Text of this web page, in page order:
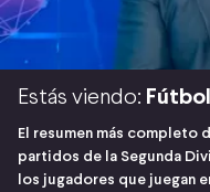
Estás viendo:
El resumen más
partidos de la Segunda
los jugadores que juegan